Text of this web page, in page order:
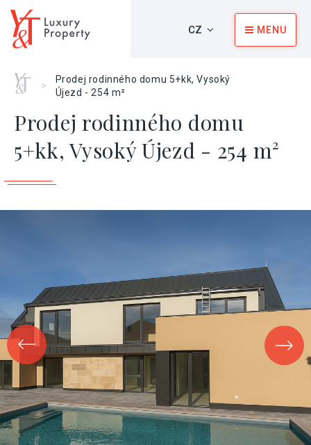
CZ MENU
Home
>
Prodej rodinného domu 5+kk, Vysoký
Újezd - 254 m²
Prodej rodinného domu
5+kk, Vysoký Újezd - 254 m²